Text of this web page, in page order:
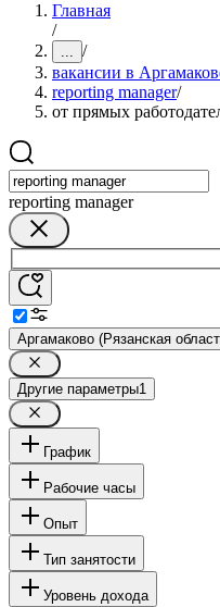
Главная
/
... /
вакансии в
reporting manager/
от прямых
reporting manager
Аргамаково (Рязанская
Другие параметры1
График
Рабочие часы
Опыт
Тип занятости
Уровень дохода